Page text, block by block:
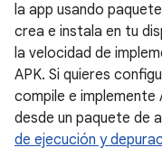
la app usando
crea e instala en tu
la velocidad de
APK. Si quieres
compile e implemente
desde un paquete de
de ejecución y